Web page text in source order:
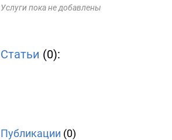
Услуги пока не добавлены
Статьи (0):
Публикации (0)